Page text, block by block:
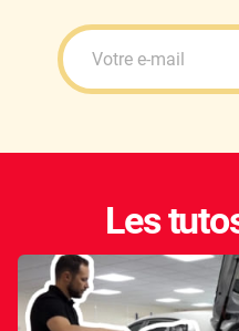
Les